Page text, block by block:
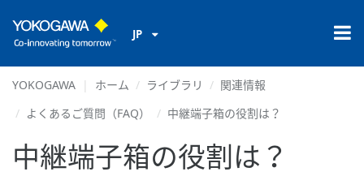
JP
YOKOGAWA ホーム ライブラリ
関連情報
よくあるご質問（FAQ）
中継端子箱の役割は？
中継端子箱の役割は？